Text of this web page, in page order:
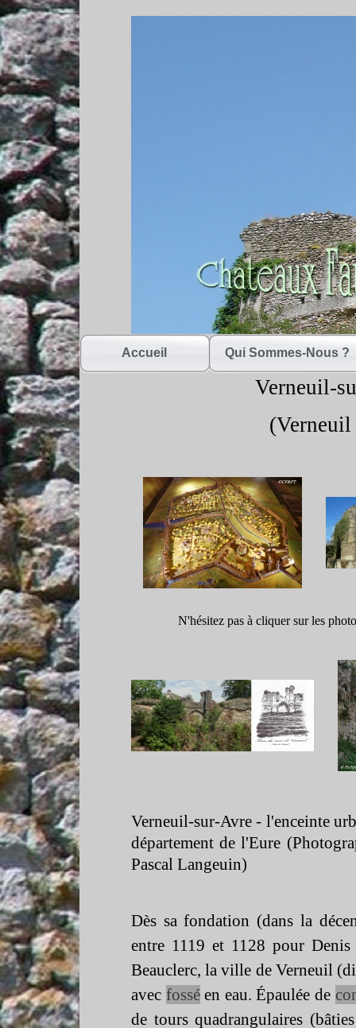
Accueil Qui Sommes-Nous ?
Verneuil-
(Verneuil
N'hésitez pas à cliquer sur les
Verneuil-sur-Avre - l'enceinte
département de l'Eure
Pascal Langeuin)
Dès sa fondation (dans la
entre 1119 et 1128 pour
Beauclerc, la ville de Verneuil
avec fosséen eau. Épaulée de
de tours quadrangulaires